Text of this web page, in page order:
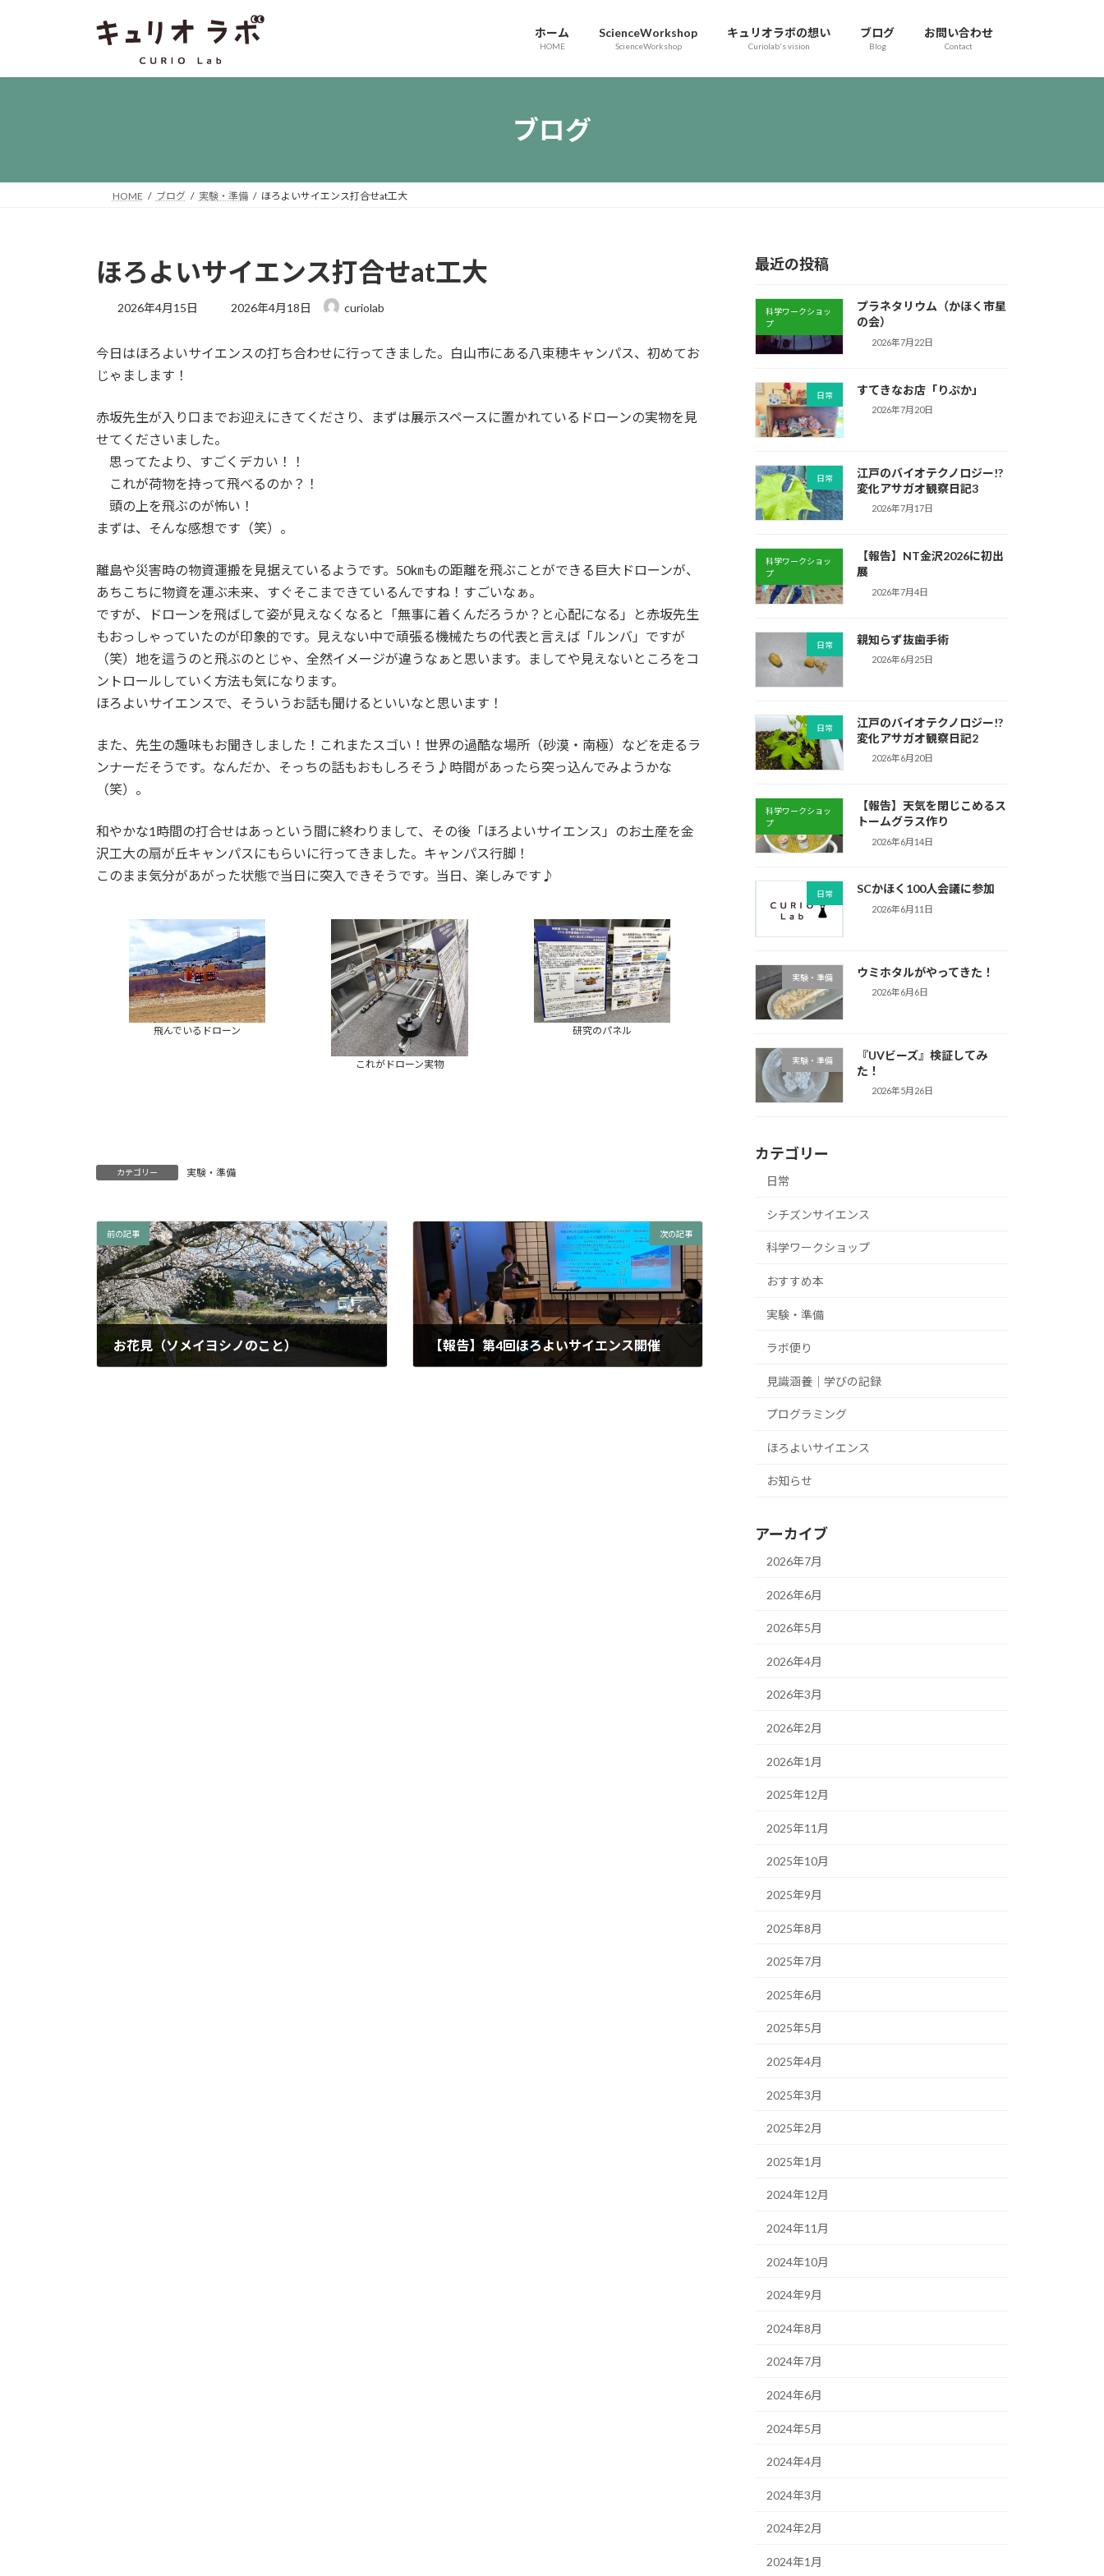
プ
動
ホーム
HOME
ScienceWorkshop
ScienceWorkshop
キュリオラボの想い
Curiolab's vision
ブログ
Blog
お問い合わせ
Contact
ブログ
HOME ブログ 実験・準備 ほろよいサイエンス打合せat工大
ほろよいサイエンス打合せat工大
2026年4月15日
最
新
2026年4月18日 curiolab
今日はほろよいサイエンスの打ち合わせに行ってきました。白山市にある八束穂キャンパス、初めてお
じゃまします！
赤坂先生が入り口までお迎えにきてくださり、まずは展示スペースに置かれているドローンの実物を見
せてくださいました。
思ってたより、すごくデカい！！
これが荷物を持って飛べるのか？！
頭の上を飛ぶのが怖い！
まずは、そんな感想です（笑）。
離島や災害時の物資運搬を見据えているようです。50㎞もの距離を飛ぶことができる巨大ドローンが、
あちこちに物資を運ぶ未来、すぐそこまできているんですね！すごいなぁ。
ですが、ドローンを飛ばして姿が見えなくなると「無事に着くんだろうか？と心配になる」と赤坂先生
もおっしゃっていたのが印象的です。見えない中で頑張る機械たちの代表と言えば「ルンバ」ですが
（笑）地を這うのと飛ぶのとじゃ、全然イメージが違うなぁと思います。ましてや見えないところをコ
ントロールしていく方法も気になります。
ほろよいサイエンスで、そういうお話も聞けるといいなと思います！
また、先生の趣味もお聞きしました！これまたスゴい！世界の過酷な場所（砂漠・南極）などを走るラ
ンナーだそうです。なんだか、そっちの話もおもしろそう♪時間があったら突っ込んでみようかな
（笑）。
和やかな1時間の打合せはあっという間に終わりまして、その後「ほろよいサイエンス」のお土産を金
沢工大の扇が丘キャンパスにもらいに行ってきました。キャンパス行脚！
このまま気分があがった状態で当日に突入できそうです。当日、楽しみです♪
飛んでいるドローン
これがドローン実物
研究のパネル
カテゴリー 実験・準備
前の記事
お花見（ソメイヨシノのこと）
次の記事
【報告】第4回ほろよいサイエンス開催
最近の投稿
科学ワークショッ
プ
プラネタリウム（かほく市星
の会）
2026年7月22日
日常 すてきなお店「りぷか」
2026年7月20日
日常
江戸のバイオテクノロジー!?
変化アサガオ観察日記3
2026年7月17日
科学ワークショッ
プ
【報告】NT金沢2026に初出
展
2026年7月4日
日常 親知らず抜歯手術
2026年6月25日
日常
江戸のバイオテクノロジー!?
変化アサガオ観察日記2
2026年6月20日
科学ワークショッ
プ
【報告】天気を閉じこめるス
トームグラス作り
2026年6月14日
日常 SCかほく100人会議に参加
2026年6月11日
実験・準備 ウミホタルがやってきた！
2026年6月6日
実験・準備
『UVビーズ』検証してみ
た！
2026年5月26日
カテゴリー
日常
シチズンサイエンス
科学ワークショップ
おすすめ本
実験・準備
ラボ便り
見識涵養｜学びの記録
プログラミング
ほろよいサイエンス
お知らせ
アーカイブ
2026年7月
2026年6月
2026年5月
2026年4月
2026年3月
2026年2月
2026年1月
2025年12月
2025年11月
2025年10月
2025年9月
2025年8月
2025年7月
2025年6月
2025年5月
2025年4月
2025年3月
2025年2月
2025年1月
2024年12月
2024年11月
2024年10月
2024年9月
2024年8月
2024年7月
2024年6月
2024年5月
2024年4月
2024年3月
2024年2月
2024年1月